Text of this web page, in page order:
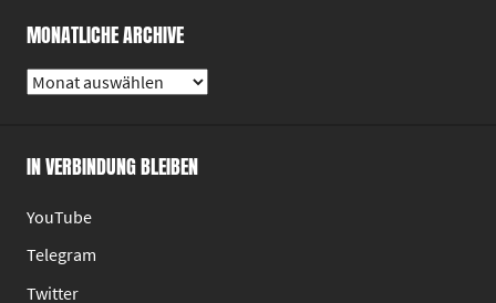
MONATLICHE ARCHIVE
Monatliche
IN VERBINDUNG BLEIBEN
YouTube
Telegram
Twitter